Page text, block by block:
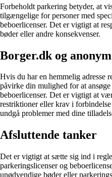
Forbeholdt parkering betyder, at
tilgængelige for personer med
beboerlicenser. Det er vigtigt at
bøder eller andre konsekvenser.
Borger.dk og anonym
Hvis du har en hemmelig adresse
påvirke din mulighed for at
beboerlicenser. Det er vigtigt at
restriktioner eller krav i
undgå problemer med dine
Afsluttende tanker
Det er vigtigt at sætte sig ind i
parkeringslicenser og
unødvendige bøder eller